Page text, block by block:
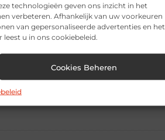
technologieën geven ons inzicht in het
verbeteren. Afhankelijk van uw voorkeuren
van gepersonaliseerde advertenties en het
u in ons cookiebeleid.
Cookies Beheren
▼
Email